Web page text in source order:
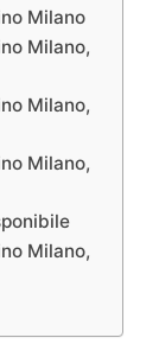
Milano
Milano,
Milano,
Milano,
Milano,